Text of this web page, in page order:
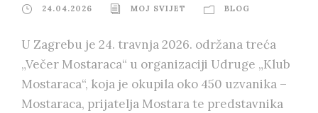
24.04.2026 MOJ SVIJET BLOG
U Zagrebu je 24. travnja 2026. održana treća
„Večer Mostaraca“ u organizaciji Udruge „Klub
Mostaraca“, koja je okupila oko 450 uzvanika –
Mostaraca, prijatelja Mostara te predstavnika